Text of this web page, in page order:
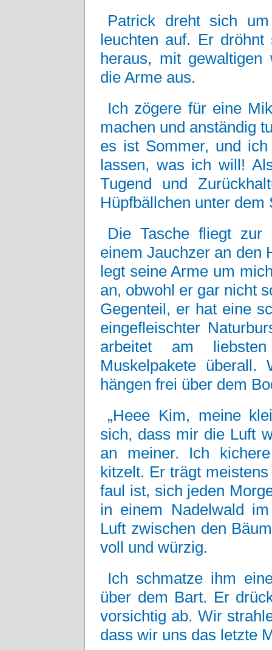
Patrick dreht sich
leuchten auf. Er dröhnt
heraus, mit gewaltigen
die Arme aus.
Ich zögere für eine
machen und anständig
es ist Sommer, und
lassen, was ich will!
Tugend und
Hüpfbällchen unter
Die Tasche fliegt
einem Jauchzer an den
legt seine Arme um
an, obwohl er gar nicht
Gegenteil, er hat eine
eingefleischter
arbeitet am
Muskelpakete
hängen frei über dem
„Heee Kim, meine
sich, dass mir die Luft
an meiner. Ich
kitzelt. Er trägt
faul ist, sich jeden
in einem Nadelwald
Luft zwischen den
voll und würzig.
Ich schmatze ihm
über dem Bart. Er
vorsichtig ab. Wir
dass wir uns das letzte